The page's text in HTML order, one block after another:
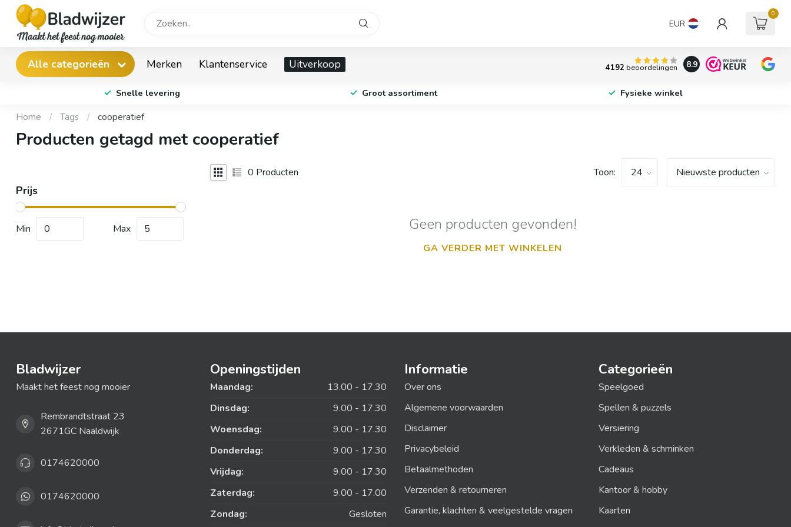
EUR
0
Alle categorieën Merken Klantenservice Uitverkoop 4192 beoordelingen 8.9
Snelle levering Groot assortiment Fysieke winkel
Home / Tags / cooperatief
Producten getagd met cooperatief
Prijs
Min Max
0 Producten Toon:
Geen producten gevonden!
GA VERDER MET WINKELEN
Bladwijzer
Maakt het feest nog mooier
Rembrandtstraat 23
2671GC Naaldwijk
0174620000
0174620000
Openingstijden
Maandag:
13.00 - 17.30
Dinsdag:
9.00 - 17.30
Woensdag:
9.00 - 17.30
Donderdag:
9.00 - 17.30
Vrijdag:
9.00 - 17.30
Zaterdag:
9.00 - 17.00
Zondag:
Gesloten
Informatie
Over ons
Algemene voorwaarden
Disclaimer
Privacybeleid
Betaalmethoden
Verzenden & retourneren
Garantie, klachten & veelgestelde vragen
Categorieën
Speelgoed
Spellen & puzzels
Versiering
Verkleden & schminken
Cadeaus
Kantoor & hobby
Kaarten